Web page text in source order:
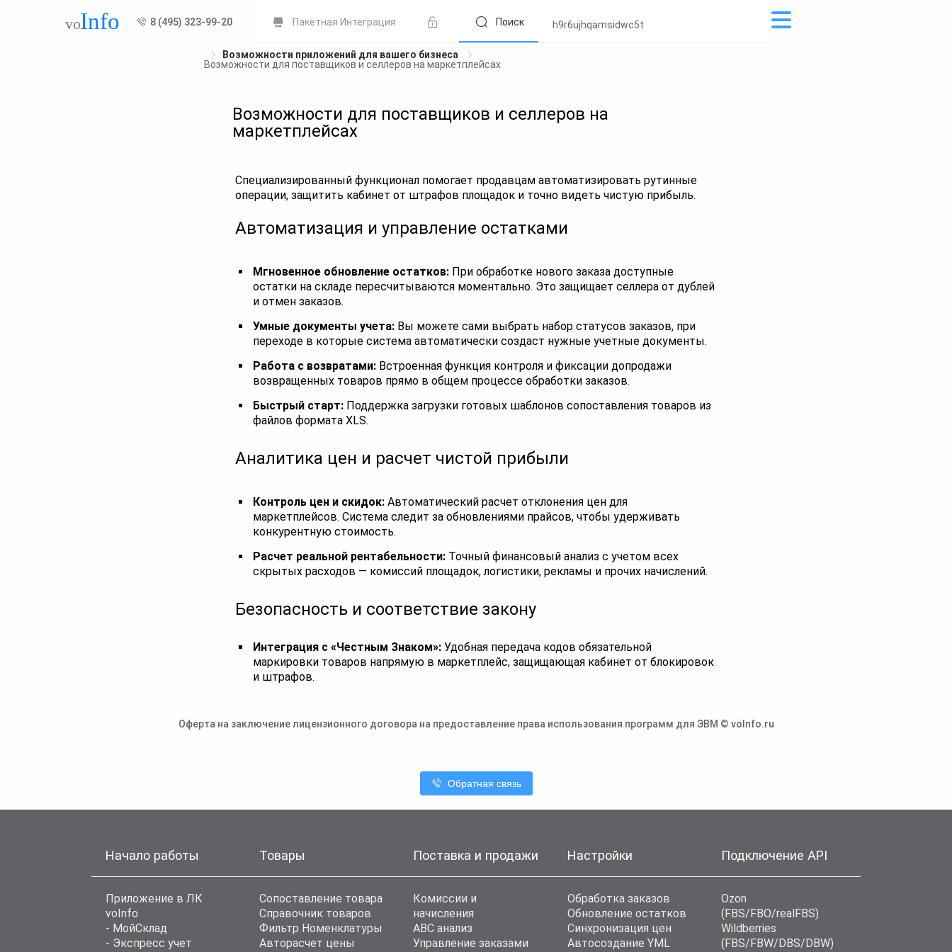
8 (495) 323-99-20 Пакетная Интеграция Поиск h9r6ujhqamsidwc5t
Возможности приложений для вашего бизнеса
Возможности для поставщиков и селлеров на маркетплейсах
Возможности для поставщиков и селлеров на
маркетплейсах
Специализированный функционал помогает продавцам автоматизировать рутинные
операции, защитить кабинет от штрафов площадок и точно видеть чистую прибыль.
Автоматизация и управление остатками
Мгновенное обновление остатков: При обработке нового заказа доступные
остатки на складе пересчитываются моментально. Это защищает селлера от дублей
и отмен заказов.
Умные документы учета: Вы можете сами выбрать набор статусов заказов, при
переходе в которые система автоматически создаст нужные учетные документы.
Работа с возвратами: Встроенная функция контроля и фиксации допродажи
возвращенных товаров прямо в общем процессе обработки заказов.
Быстрый старт: Поддержка загрузки готовых шаблонов сопоставления товаров из
файлов формата XLS.
Аналитика цен и расчет чистой прибыли
Контроль цен и скидок: Автоматический расчет отклонения цен для
маркетплейсов. Система следит за обновлениями прайсов, чтобы удерживать
конкурентную стоимость.
Расчет реальной рентабельности: Точный финансовый анализ с учетом всех
скрытых расходов — комиссий площадок, логистики, рекламы и прочих начислений.
Безопасность и соответствие закону
Интеграция с «Честным Знаком»: Удобная передача кодов обязательной
маркировки товаров напрямую в маркетплейс, защищающая кабинет от блокировок
и штрафов.
Оферта на заключение лицензионного договора на предоставление права использования программ для ЭВМ © voInfo.ru
Обратная связь
Начало работы
Приложение в ЛК
voInfo
- МойСклад
- Экспресс учет
Товары
Сопоставление товара
Справочник товаров
Фильтр Номенклатуры
Авторасчет цены
Поставка и продажи
Комиссии и
начисления
ABC анализ
Управление заказами
Настройки
Обработка заказов
Обновление остатков
Синхронизация цен
Автосоздание YML
Подключение API
Ozon
(FBS/FBO/realFBS)
Wildberries
(FBS/FBW/DBS/DBW)